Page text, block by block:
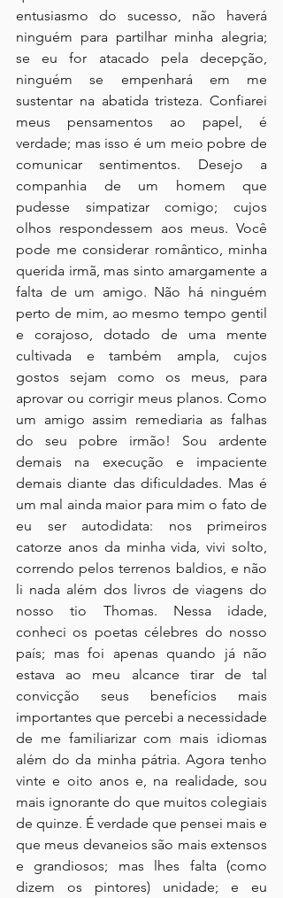
entusiasmo do sucesso, não haverá
ninguém para partilhar minha alegria;
se eu for atacado pela decepção,
ninguém se empenhará em me
sustentar na abatida tristeza. Confiarei
meus pensamentos ao papel, é
verdade; mas isso é um meio pobre de
comunicar sentimentos. Desejo a
companhia de um homem que
pudesse simpatizar comigo; cujos
olhos respondessem aos meus. Você
pode me considerar romântico, minha
querida irmã, mas sinto amargamente a
falta de um amigo. Não há ninguém
perto de mim, ao mesmo tempo gentil
e corajoso, dotado de uma mente
cultivada e também ampla, cujos
gostos sejam como os meus, para
aprovar ou corrigir meus planos. Como
um amigo assim remediaria as falhas
do seu pobre irmão! Sou ardente
demais na execução e impaciente
demais diante das dificuldades. Mas é
um mal ainda maior para mim o fato de
eu ser autodidata: nos primeiros
catorze anos da minha vida, vivi solto,
correndo pelos terrenos baldios, e não
li nada além dos livros de viagens do
nosso tio Thomas. Nessa idade,
conheci os poetas célebres do nosso
país; mas foi apenas quando já não
estava ao meu alcance tirar de tal
convicção seus benefícios mais
importantes que percebi a necessidade
de me familiarizar com mais idiomas
além do da minha pátria. Agora tenho
vinte e oito anos e, na realidade, sou
mais ignorante do que muitos colegiais
de quinze. É verdade que pensei mais e
que meus devaneios são mais extensos
e grandiosos; mas lhes falta (como
dizem os pintores) unidade; e eu